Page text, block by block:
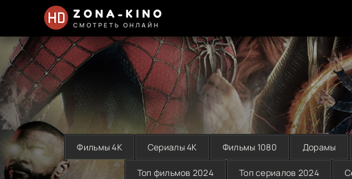
ZONA-KINO
СМОТРЕТЬ ОНЛАЙН
Фильмы 4K Сериалы 4K Фильмы 1080 Дорамы
Топ фильмов 2024 Топ сериалов 2024